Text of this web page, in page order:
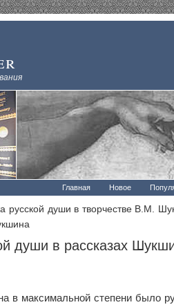
Главная Новое
русской души в творчестве В.М.
души в рассказах
в максимальной степени было